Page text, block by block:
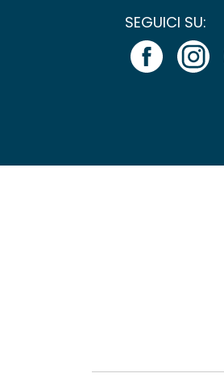
SEGUICI SU: